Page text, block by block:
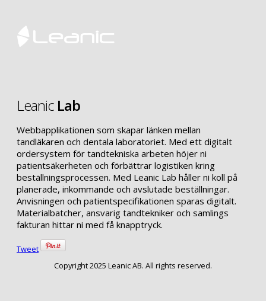
Leanic Lab
Webbapplikationen som skapar länken mellan
tandläkaren och dentala laboratoriet. Med ett digitalt
ordersystem för tandtekniska arbeten höjer ni
patientsäkerheten och förbättrar logistiken kring
beställningsprocessen. Med Leanic Lab håller ni koll på
planerade, inkommande och avslutade beställningar.
Anvisningen och patientspecifikationen sparas digitalt.
Materialbatcher, ansvarig tandtekniker och samlings
fakturan hittar ni med få knapptryck.
Tweet
Copyright 2025 Leanic AB. All rights reserved.